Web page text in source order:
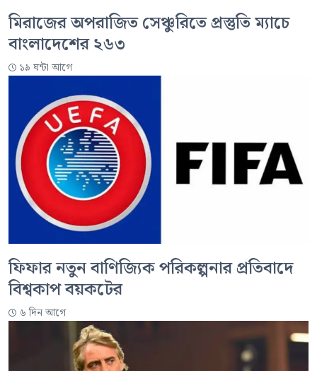
মিরাজের অপরাজিত সেঞ্চুরিতে প্রস্তুতি ম্যাচে
বাংলাদেশের ২৬৩
১৯ ঘন্টা আগে
ফিফার নতুন বাণিজ্যিক পরিকল্পনার প্রতিবাদে
বিশ্বকাপ বয়কটের
৬ দিন আগে